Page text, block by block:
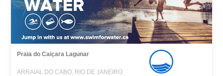
Praia do Caiçara Lagunar
ARRAIAL DO CABO, RIO DE JANEIRO